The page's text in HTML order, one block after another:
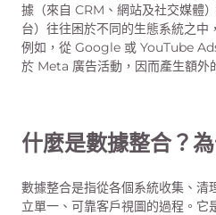
據（來自 CRM、網站及社交媒體
台）往往困於不同的生態系統之中
例如，從 Google 或 YouTube
於 Meta 廣告活動，因而產生額外
什麼是數據整合？
數據整合是指從各個系統收集、清
立單一、可靠客戶視圖的過程。它